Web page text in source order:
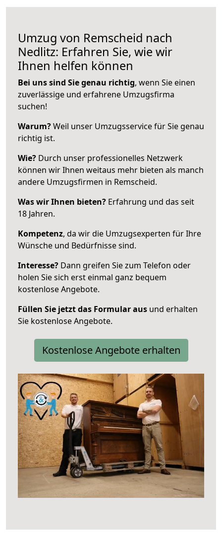
Umzug von Remscheid nach
Nedlitz: Erfahren Sie, wie wir
Ihnen helfen können
Bei uns sind Sie genau richtig, wenn Sie einen
zuverlässige und erfahrene Umzugsfirma
suchen!
Warum?Weil unser Umzugsservice für Sie genau
richtig ist.
Wie? Durch unser professionelles Netzwerk
können wir Ihnen weitaus mehr bieten als manch
andere Umzugsfirmen in Remscheid.
Was wir Ihnen bieten? Erfahrung und das seit
18 Jahren.
Kompetenz, da wir die Umzugsexperten für Ihre
Wünsche und Bedürfnisse sind.
Interesse? Dann greifen Sie zum Telefon oder
holen Sie sich erst einmal ganz bequem
kostenlose Angebote.
Füllen Sie jetzt das Formular aus und erhalten
Sie kostenlose Angebote.
Kostenlose Angebote erhalten